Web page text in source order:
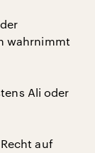
wahrnimmt
Ali oder
auf